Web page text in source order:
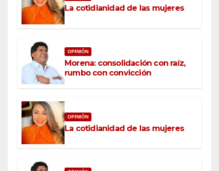
La cotidianidad de las mujeres
OPINIÓN
Morena: consolidación con raíz,
rumbo con convicción
OPINIÓN
La cotidianidad de las mujeres